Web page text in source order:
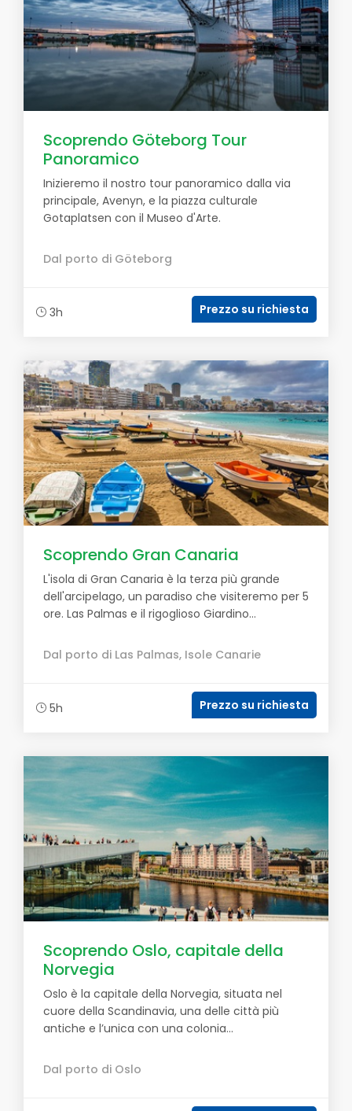
Scoprendo Göteborg Tour
Panoramico
Inizieremo il nostro tour panoramico dalla via
principale, Avenyn, e la piazza culturale
Gotaplatsen con il Museo d'Arte.
Dal porto di Göteborg
3h Prezzo su richiesta
Scoprendo Gran Canaria
L'isola di Gran Canaria è la terza più grande
dell'arcipelago, un paradiso che visiteremo per 5
ore. Las Palmas e il rigoglioso Giardino...
Dal porto di Las Palmas, Isole Canarie
5h Prezzo su richiesta
Scoprendo Oslo, capitale della
Norvegia
Oslo è la capitale della Norvegia, situata nel
cuore della Scandinavia, una delle città più
antiche e l’unica con una colonia...
Dal porto di Oslo